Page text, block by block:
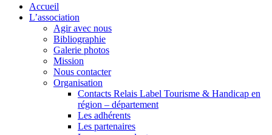
Accueil
L’association
Agir avec nous
Bibliographie
Galerie photos
Mission
Nous contacter
Organisation
Contacts Relais Label Tourisme & Handicap en
région – département
Les adhérents
Les partenaires